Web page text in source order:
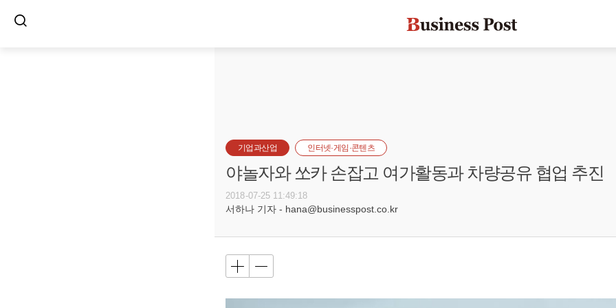
기업과산업 인터넷·게임·콘텐츠
야놀자와 쏘카 손잡고 여가활동과 차량공유 협업 추진
2018-07-25 11:49:18
서하나 기자 - hana@businesspost.co.kr